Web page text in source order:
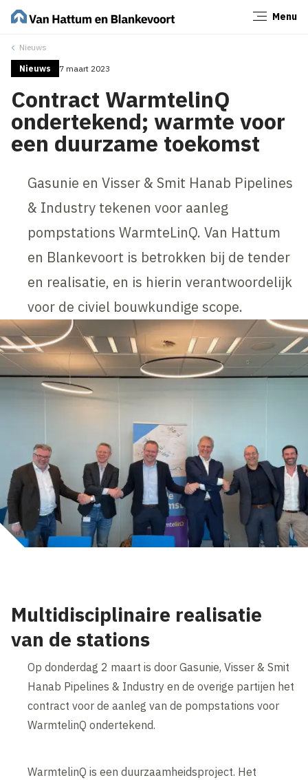
Menu
Nieuws
Nieuws 7 maart 2023
Contract WarmtelinQ
ondertekend; warmte voor
een duurzame toekomst
Gasunie en Visser & Smit Hanab Pipelines
& Industry tekenen voor aanleg
pompstations WarmteLinQ. Van Hattum
en Blankevoort is betrokken bij de tender
en realisatie, en is hierin verantwoordelijk
voor de civiel bouwkundige scope.
Multidisciplinaire realisatie
van de stations
Op donderdag 2 maart is door Gasunie, Visser & Smit
Hanab Pipelines & Industry en de overige partijen het
contract voor de aanleg van de pompstations voor
WarmtelinQ ondertekend.
WarmtelinQ is een duurzaamheidsproject. Het
Sluiten